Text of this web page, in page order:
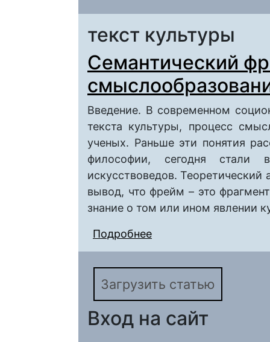
текст культуры
Семантический
Введение. В современном
текста культуры, процесс
ученых. Раньше эти понятия
философии, сегодня стали
искусствоведов. Теоретический
вывод, что фрейм – это
знание о том или ином явлении
Подробнее
Загрузить статью
Вход на сайт